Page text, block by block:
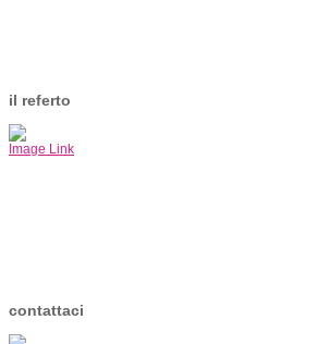
il referto
Image Link
contattaci